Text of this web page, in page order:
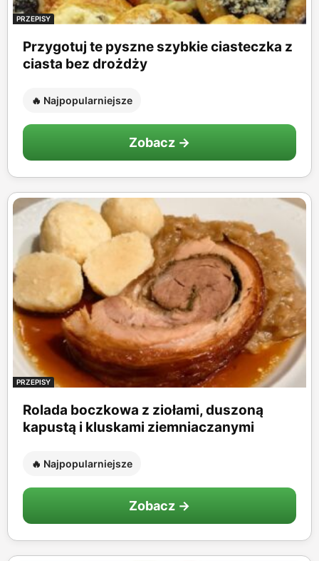
PRZEPISY
Przygotuj te pyszne szybkie ciasteczka z
ciasta bez drożdży
🔥 Najpopularniejsze
Zobacz →
PRZEPISY
Rolada boczkowa z ziołami, duszoną
kapustą i kluskami ziemniaczanymi
🔥 Najpopularniejsze
Zobacz →